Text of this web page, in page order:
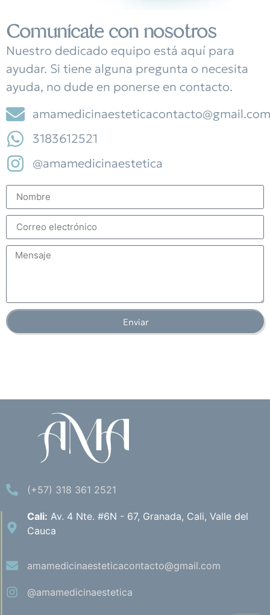
Comunícate con nosotros
Nuestro dedicado equipo está aquí para
ayudar. Si tiene alguna pregunta o necesita
ayuda, no dude en ponerse en contacto.
amamedicinaesteticacontacto@gmail.com
3183612521
@amamedicinaestetica
Enviar
(+57) 318 361 2521
Cali: Av. 4 Nte. #6N - 67, Granada, Cali, Valle del
Cauca
amamedicinaesteticacontacto@gmail.com
@amamedicinaestetica